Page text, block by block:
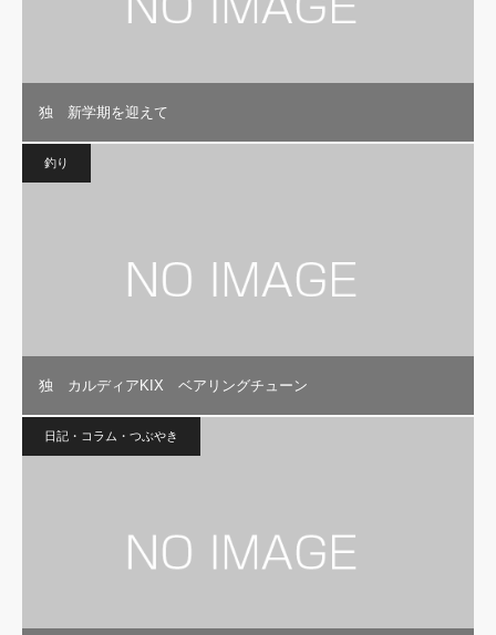
独 新学期を迎えて
釣り
独 カルディアKIX ベアリングチューン
日記・コラム・つぶやき